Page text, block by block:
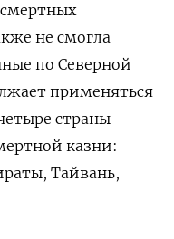
не смогла
по Северной
применяться
страны
казни:
Тайвань,